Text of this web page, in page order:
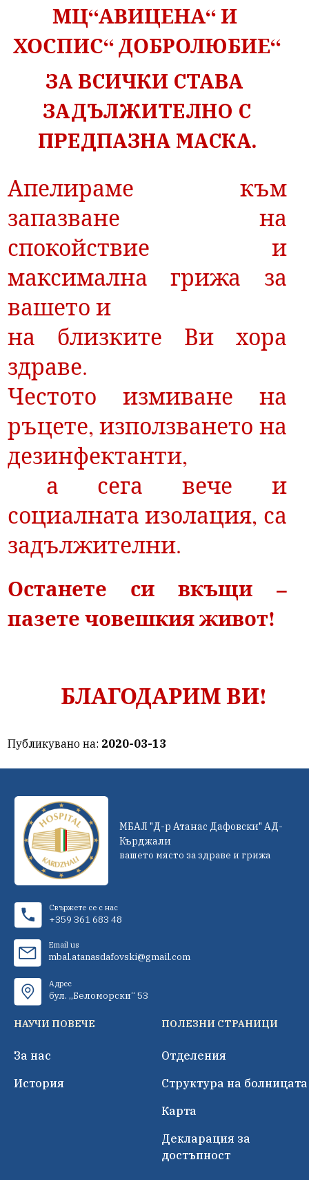
МЦ“АВИЦЕНА“И
ХОСПИС“ ДОБРОЛЮБИЕ“
ЗА ВСИЧКИ СТАВА
ЗАДЪЛЖИТЕЛНО С
ПРЕДПАЗНА МАСКА.
Апелираме към
запазване на
спокойствие и
максимална грижа за
вашето и
на близките Ви хора
здраве.
Честото измиване на
ръцете, използването на
дезинфектанти,
а сега вече и
социалната изолация, са
задължителни.
Останете си вкъщи –
пазете човешкия живот!
БЛАГОДАРИМ ВИ!
Публикувано на: 2020-03-13
МБАЛ "Д-р Атанас Дафовски" АД-
Кърджали
вашето място за здраве и грижа
Свържете се с нас
+359 361 683 48
Email us
mbal.atanasdafovski@gmail.com
Адрес
бул. „Беломорски“ 53
НАУЧИ ПОВЕЧЕ
За нас
История
ПОЛЕЗНИ СТРАНИЦИ
Отделения
Структура на болницата
Карта
Декларация за
достъпност